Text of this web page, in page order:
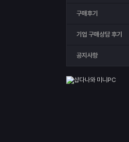
구매후기
기업 구매상담 후기
공지사항